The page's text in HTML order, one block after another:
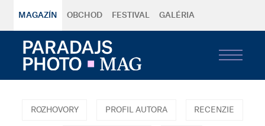
MAGAZÍN OBCHOD FESTIVAL GALÉRIA
ROZHOVORY PROFIL AUTORA RECENZIE